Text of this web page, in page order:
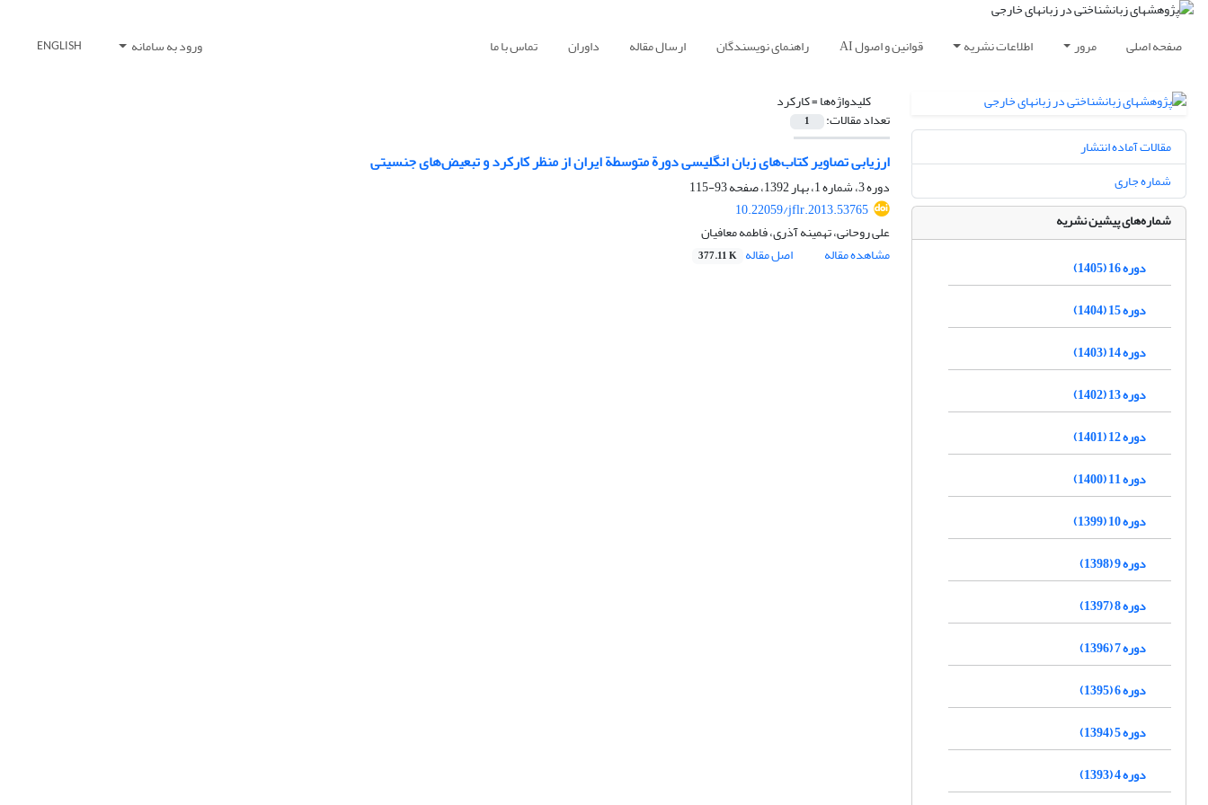
صفحه اصلی مرور اطلاعات نشریه قوانین و اصول AI راهنمای نویسندگان ارسال مقاله داوران تماس با ما ورود به سامانه ENGLISH
کلیدواژه‌ها =کارکرد
تعداد مقالات: 1
ارزیابی تصاویر کتاب‌های زبان انگلیسی دورة متوسطة ایران از منظر کارکرد و تبعیض‌های جنسیتی
دوره 3، شماره 1، بهار 1392، صفحه
93-115
10.22059/jflr.2013.53765
علی روحانی، تهمینه آذری، فاطمه معافیان
مشاهده مقاله
اصل مقاله 377.11 K
مقالات آماده انتشار
شماره جاری
شماره‌های پیشین نشریه
دوره 16 (1405)
دوره 15 (1404)
دوره 14 (1403)
دوره 13 (1402)
دوره 12 (1401)
دوره 11 (1400)
دوره 10 (1399)
دوره 9 (1398)
دوره 8 (1397)
دوره 7 (1396)
دوره 6 (1395)
دوره 5 (1394)
دوره 4 (1393)